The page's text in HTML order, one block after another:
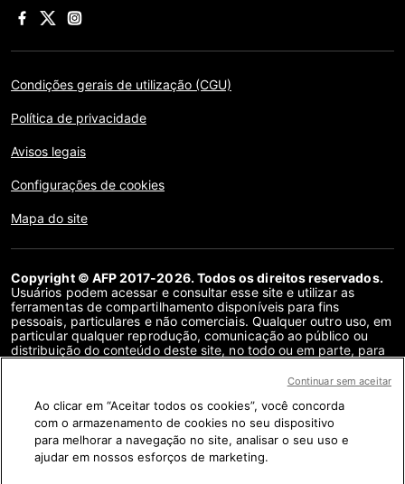
Condições gerais de utilização (CGU)
Política de privacidade
Avisos legais
Configurações de cookies
Mapa do site
Copyright © AFP 2017-2026. Todos os direitos reservados.
Usuários podem acessar e consultar esse site e utilizar as
ferramentas de compartilhamento disponíveis para fins
pessoais, particulares e não comerciais. Qualquer outro uso, em
particular qualquer reprodução, comunicação ao público ou
distribuição do conteúdo deste site, no todo ou em parte, para
contrato de licença específico assinado com a AFP, é
meio de links no conteúdo de verificação de fatos são
fornecidos na medida necessária para a correta compreensão
da checagem da informação em questão. A AFP não obteve
qualquer direito dos autores ou detentores dos direitos autorais
deste conteúdo de terceiros e não terá nenhuma
Ao clicar em “Aceitar todos os cookies”, você concorda
com o armazenamento de cookies no seu dispositivo
para melhorar a navegação no site, analisar o seu uso e
ajudar em nossos esforços de marketing.
Continuar sem aceitar